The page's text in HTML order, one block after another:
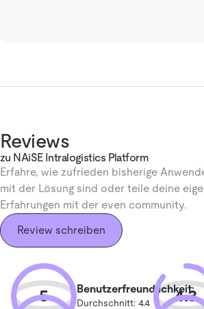
Reviews
zu NAiSE Intralogistics Platform
Erfahre, wie zufrieden bisherige
mit der Lösung sind oder teile deine
Erfahrungen mit der even community.
Review schreiben
5 Benutzerfreundlichkeit:
Durchschnitt: 4.4 4.3